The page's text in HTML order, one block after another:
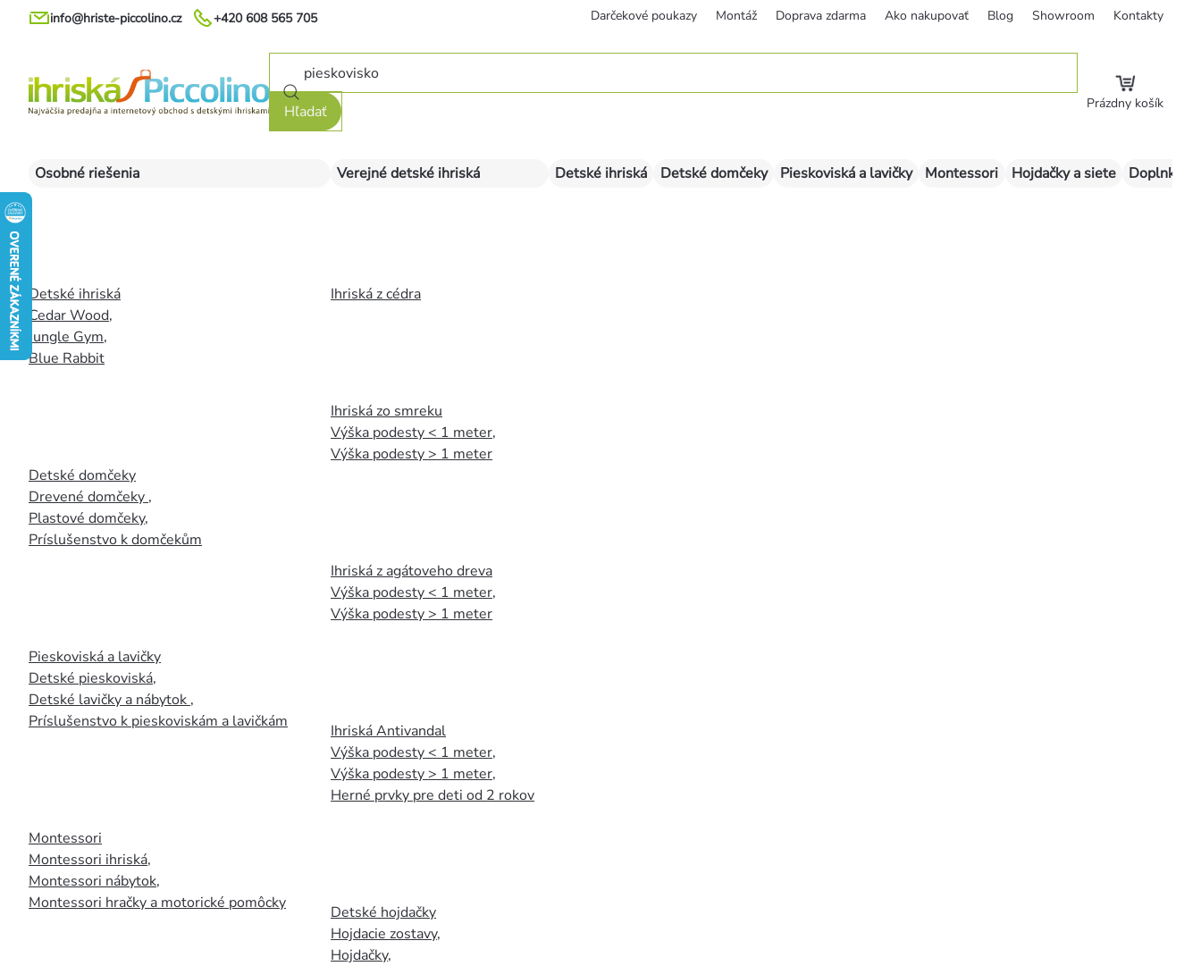
Prejsť
+420 608 565 705
info@hriste-piccolino.cz Darčekové poukazy Montáž Doprava zdarma Ako nakupovať Blog Showroom Kontakty
Hľadať Prázdny košík
Osobné riešenia
Detské ihriská
Cedar Wood,
Jungle Gym,
Blue Rabbit
Detské domčeky
Drevené domčeky ,
Plastové domčeky,
Príslušenstvo k domčekům
Pieskoviská a lavičky
Detské pieskoviská,
Detské lavičky a nábytok ,
Príslušenstvo k pieskoviskám a lavičkám
Montessori
Montessori ihriská,
Montessori nábytok,
Montessori hračky a motorické pomôcky
Verejné detské ihriská
Ihriská z cédra
Ihriská zo smreku
Výška podesty < 1 meter,
Výška podesty > 1 meter
Ihriská z agátoveho dreva
Výška podesty < 1 meter,
Výška podesty > 1 meter
Ihriská Antivandal
Výška podesty < 1 meter,
Výška podesty > 1 meter,
Herné prvky pre deti od 2 rokov
Detské hojdačky
Hojdacie zostavy,
Hojdačky,
Detské ihriská Detské domčeky Pieskoviská a lavičky Montessori Hojdačky a siete Doplnky